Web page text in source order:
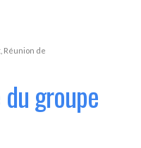
, Réunion de
groupe